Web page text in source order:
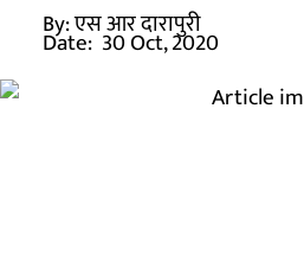
By:एस आर दारापुरी
Date: 30 Oct, 2020